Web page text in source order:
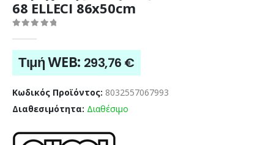
68 ELLECI 86x50cm
Τιμή WEB: 293,76 €
Κωδικός Προϊόντος: 8032557067993
Διαθεσιμότητα: Διαθέσιμο